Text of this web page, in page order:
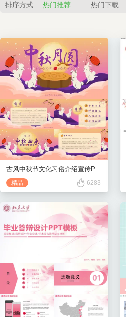
排序方式: 热门推荐 热门下载
精品 6283